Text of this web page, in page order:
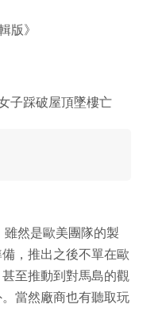
版》
子踩破屋頂墜樓亡
雖然是歐美團隊的製
，推出之後不單在歐
至推動到對馬島的觀
當然廠商也有聽取玩